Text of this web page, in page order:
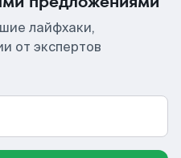
лайфхаки,
от экспертов